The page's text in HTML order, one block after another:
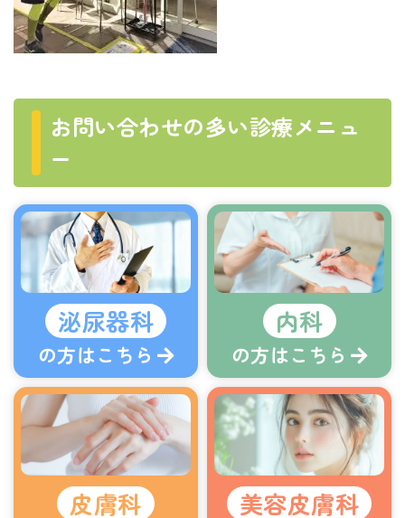
お問い合わせの多い診療メニュ
ー
泌尿器科
の方はこちら
内科
の方はこちら
皮膚科 美容皮膚科